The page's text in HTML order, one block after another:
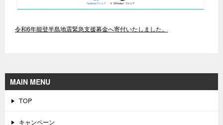
令和6年能登半島地震緊急支援募金へ寄付いたしました。
MAIN MENU
TOP
キャンペーン